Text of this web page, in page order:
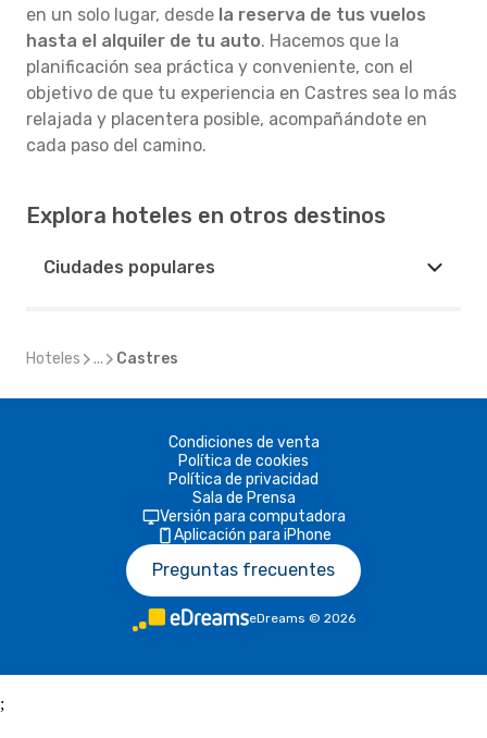
en un solo lugar, desde la reserva de tus vuelos
hasta el alquiler de tu auto. Hacemos que la
planificación sea práctica y conveniente, con el
objetivo de que tu experiencia en Castres sea lo más
relajada y placentera posible, acompañándote en
cada paso del camino.
Explora hoteles en otros destinos
Ciudades populares
Hoteles ... Castres
Condiciones de venta
Política de cookies
Política de privacidad
Sala de Prensa
Versión para computadora
Aplicación para iPhone
Preguntas frecuentes
eDreams © 2026
;